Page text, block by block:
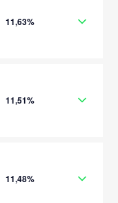
11,63%
11,51%
11,48%